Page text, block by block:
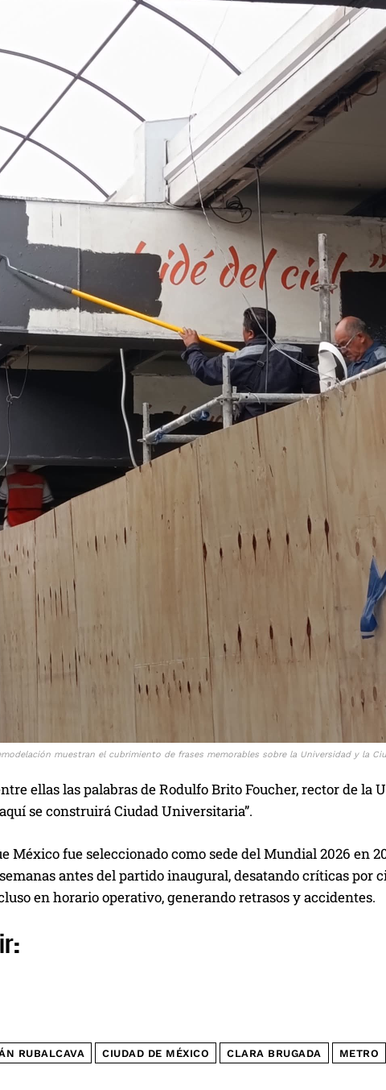
muestran el cubrimiento de frases memorables sobre la Universidad y la
ellas las palabras de Rodulfo Brito Foucher, rector de la
se construirá Ciudad Universitaria”.
México fue seleccionado como sede del Mundial 2026 en
antes del partido inaugural, desatando críticas por
en horario operativo, generando retrasos y accidentes.
RUBALCAVA CIUDAD DE MÉXICO CLARA BRUGADA METRO